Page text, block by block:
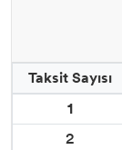
Taksit Sayısı
1
2